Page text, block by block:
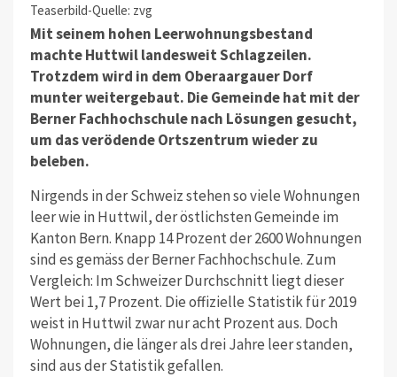
Teaserbild-Quelle: zvg
Mit seinem hohen Leerwohnungsbestand
machte Huttwil landesweit Schlagzeilen.
Trotzdem wird in dem Oberaargauer Dorf
munter weitergebaut. Die Gemeinde hat mit der
Berner Fachhochschule nach Lösungen gesucht,
um das verödende Ortszentrum wieder zu
beleben.
Nirgends in der Schweiz stehen so viele Wohnungen
leer wie in Huttwil, der östlichsten Gemeinde im
Kanton Bern. Knapp 14 Prozent der 2600 Wohnungen
sind es gemäss der Berner Fachhochschule. Zum
Vergleich: Im Schweizer Durchschnitt liegt dieser
Wert bei 1,7 Prozent. Die offizielle Statistik für 2019
weist in Huttwil zwar nur acht Prozent aus. Doch
Wohnungen, die länger als drei Jahre leer standen,
sind aus der Statistik gefallen.